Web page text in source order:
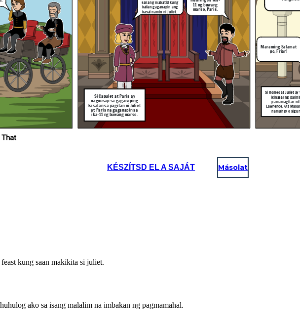
Ang narse ni Juliet ay
binalaan si Romeo
tungkol gaganaping kasal
ni Juliet at Paris.
sa ika-
buwang
Paris.
Pagpalain kayo nawa ng
Panginoon.
Maraming Salamat
po, Friar!
Salamat po!
That
sanang mabatid kung
kailan gaganapin ang
kasal namin ni Juliet.
11 ng buwang
marso, Paris.
Si Capulet at Paris ay
naguusap sa gaganaping
kasalan sa pagitan ni Juliet
at Paris na gaganapin sa
ika-11 ng buwang marso.
Si Romeo at Juliet
ikinasal ng
pamamagitan ni
Lawrence. (At
namuhay o
Maraming Salamat
po, Friar!
KÉSZÍTSD EL A SAJÁT Másolat
kung saan makikita si juliet.
ako sa isang malalim na imbakan ng pagmamahal.